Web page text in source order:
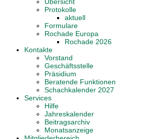
Protokolle
aktuell
Formulare
Rochade Europa
Rochade 2026
Kontakte
Vorstand
Geschäftsstelle
Präsidium
Beratende Funktionen
Schachkalender 2027
Services
Hilfe
Jahreskalender
Beitragsarchiv
Monatsanzeige